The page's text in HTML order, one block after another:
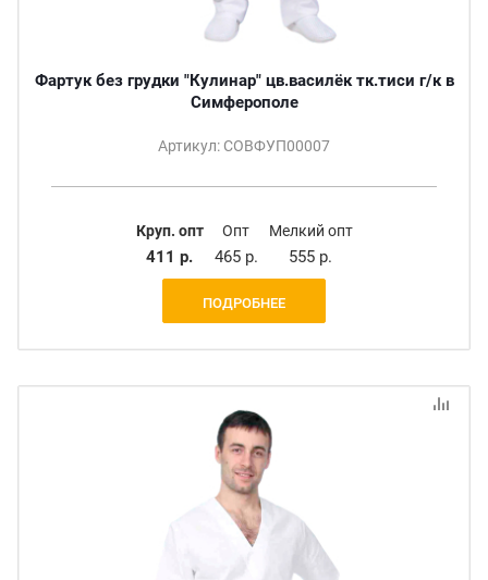
Фартук без грудки "Кулинар" цв.василёк тк.тиси г/к в
Симферополе
Артикул: СОВФУП00007
Круп. опт
411 р.
Опт
465 р.
Мелкий опт
555 р.
ПОДРОБНЕЕ